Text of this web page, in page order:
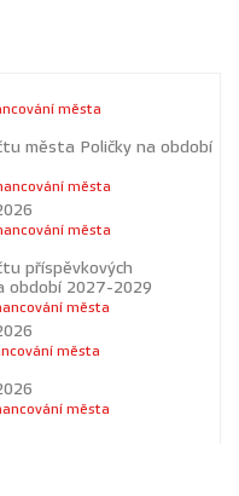
města
města Poličky na období
města
města
příspěvkových
období 2027-2029
města
města
města